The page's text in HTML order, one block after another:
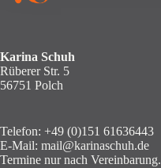
Karina Schuh
Rüberer Str. 5
56751 Polch
Telefon: +49 (0)151 61636443
E-Mail: mail@karinaschuh.de
Termine nur nach Vereinbarung.